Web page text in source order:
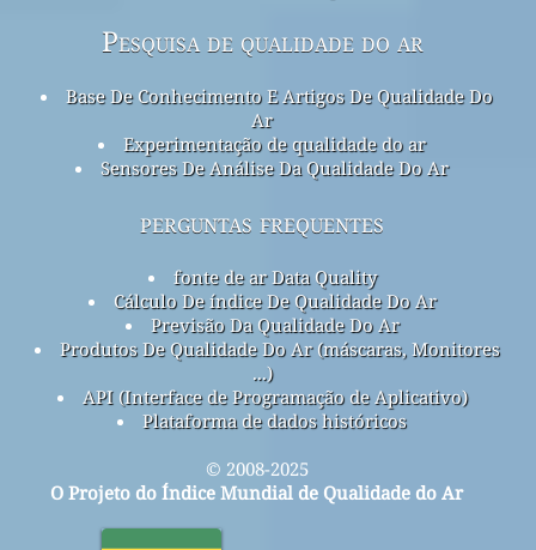
Pesquisa de qualidade do ar
Base De Conhecimento E Artigos De Qualidade Do
Ar
Experimentação de qualidade do ar
Sensores De Análise Da Qualidade Do Ar
perguntas frequentes
fonte de ar Data Quality
Cálculo De índice De Qualidade Do Ar
Previsão Da Qualidade Do Ar
Produtos De Qualidade Do Ar (máscaras, Monitores
...)
API (Interface de Programação de Aplicativo)
Plataforma de dados históricos
© 2008-2025
O Projeto do Índice Mundial de Qualidade do Ar